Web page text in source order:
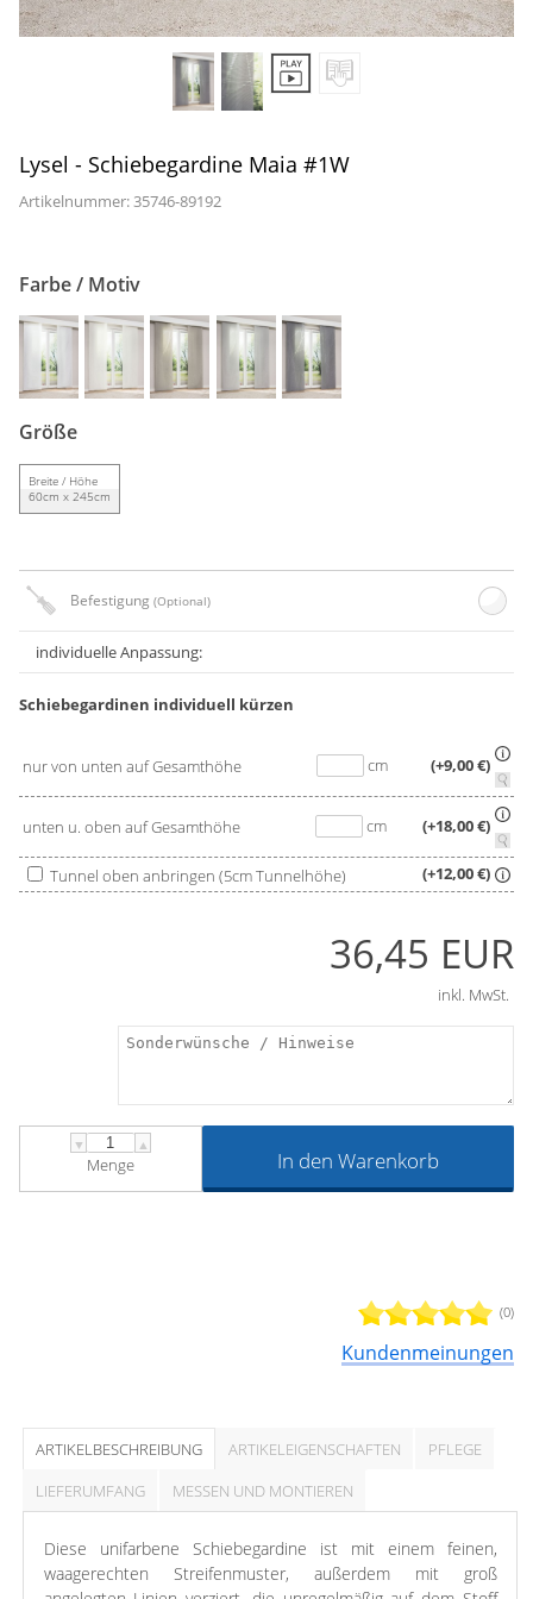
Gardinenstange
Lysel - Schiebegardine Maia #1W
Artikelnummer: 35746-89192
Farbe / Motiv
Größe
Breite / Höhe
60cm x 245cm
Befestigung (Optional)
individuelle Anpassung:
Schiebegardinen individuell kürzen
nur von unten auf Gesamthöhe cm (+9,00 €)
unten u. oben auf Gesamthöhe cm (+18,00 €)
Tunnel oben anbringen (5cm Tunnelhöhe) (+12,00 €)
(0)
Kundenmeinungen
36,45 EUR
inkl. MwSt.
▼ ▲
Menge In den Warenkorb
ARTIKELBESCHREIBUNG ARTIKELEIGENSCHAFTEN
PFLEGE
LIEFERUMFANG
MESSEN UND MONTIEREN
Diese unifarbene Schiebegardine ist mit einem feinen,
waagerechten Streifenmuster, außerdem mit groß